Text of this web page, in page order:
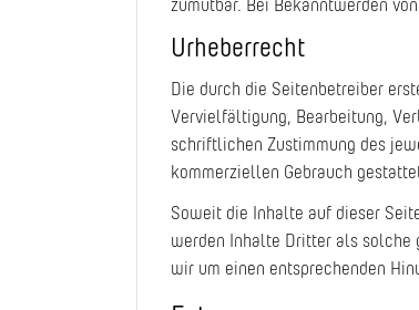
zumutbar. Bei Bekanntwerden
Urheberrecht
Die durch die Seitenbetreiber
Vervielfältigung, Bearbeitung,
schriftlichen Zustimmung des
kommerziellen Gebrauch
Soweit die Inhalte auf dieser
werden Inhalte Dritter als solche
wir um einen entsprechenden